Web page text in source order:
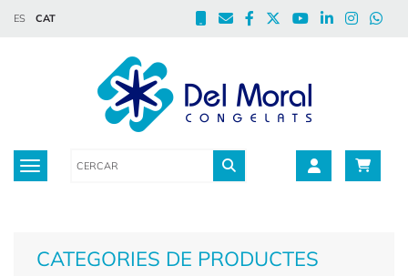
ES CAT
Toggle navigation
CATEGORIES DE PRODUCTES